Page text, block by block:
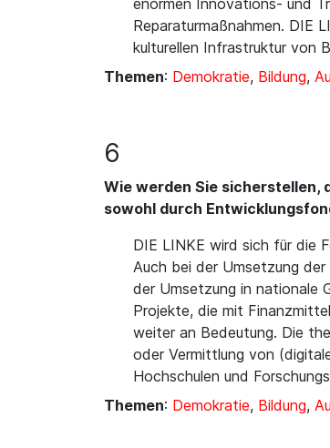
enormen Innovations- und
Reparaturmaßnahmen. DIE
kulturellen Infrastruktur von
Themen: Demokratie, Bildung,
6
Wie werden Sie sicherstellen,
sowohl durch
DIE LINKE wird sich für die
Auch bei der Umsetzung
der Umsetzung in nationale
Projekte, die mit
weiter an Bedeutung. Die
oder Vermittlung von
Hochschulen und
Themen: Demokratie, Bildung,